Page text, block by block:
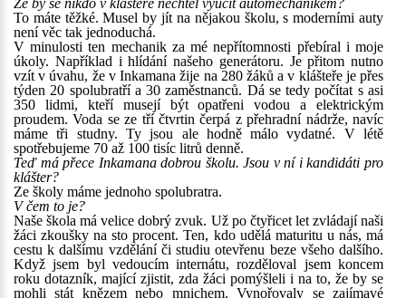
Že by se nikdo v klášteře nechtěl vyučit automechanikem?
To máte těžké. Musel by jít na nějakou školu, s moderními auty
není věc tak jednoduchá.
V minulosti ten mechanik za mé nepřítomnosti přebíral i moje
úkoly. Například i hlídání našeho generátoru. Je přitom nutno
vzít v úvahu, že v Inkamana žije na 280 žáků a v klášteře je přes
týden 20 spolubratří a 30 zaměstnanců. Dá se tedy počítat s asi
350 lidmi, kteří musejí být opatřeni vodou a elektrickým
proudem. Voda se ze tří čtvrtin čerpá z přehradní nádrže, navíc
máme tři studny. Ty jsou ale hodně málo vydatné. V létě
spotřebujeme 70 až 100 tisíc litrů denně.
Teď má přece Inkamana dobrou školu. Jsou v ní i kandidáti pro
klášter?
Ze školy máme jednoho spolubratra.
V čem to je?
Naše škola má velice dobrý zvuk. Už po čtyřicet let zvládají naši
žáci zkoušky na sto procent. Ten, kdo udělá maturitu u nás, má
cestu k dalšímu vzdělání či studiu otevřenu beze všeho dalšího.
Když jsem byl vedoucím internátu, rozděloval jsem koncem
roku dotazník, mající zjistit, zda žáci pomýšleli i na to, že by se
mohli stát knězem nebo mnichem. Vynořovaly se zajímavé